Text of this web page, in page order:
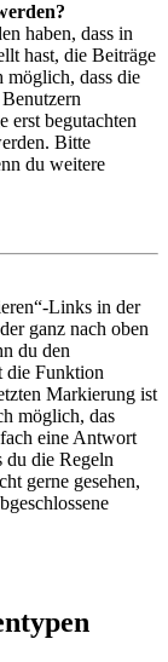
haben, dass in
hast, die Beiträge
möglich, dass die
erst begutachten
Bitte
du weitere
Links in der
ganz nach oben
du den
die Funktion
Markierung ist
möglich, das
eine Antwort
du die Regeln
gerne gesehen,